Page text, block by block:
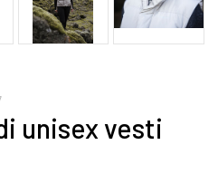
unisex vesti